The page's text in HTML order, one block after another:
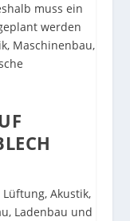
muss ein
werden
Maschinenbau,
Akustik,
Ladenbau und